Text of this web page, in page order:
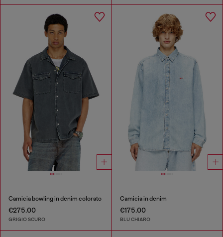
Camicia bowling in denim colorato
€275.00
GRIGIO SCURO
Camicia in denim
€175.00
BLU CHIARO